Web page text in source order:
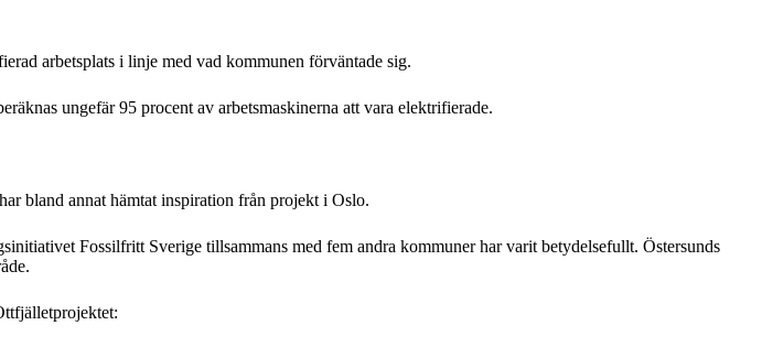
arbetsplats i linje med vad kommunen förväntade sig.
ungefär 95 procent av arbetsmaskinerna att vara elektrifierade.
bland annat hämtat inspiration från projekt i Oslo.
Fossilfritt Sverige tillsammans med fem andra kommuner har varit betydelsefullt. Östersunds